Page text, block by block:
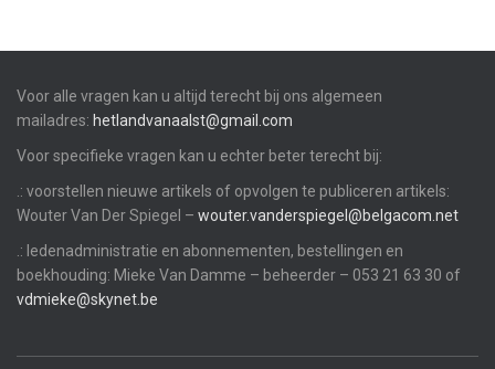
Voor alle vragen kan u altijd terecht bij ons algemeen
mailadres: hetlandvanaalst@gmail.com
Voor specifieke vragen kan u echter beter terecht bij:
.: voorstellen nieuwe artikels of opvolgen te publiceren artikels:
Wouter Van Der Spiegel – wouter.vanderspiegel@belgacom.net
.: ledenadministratie en abonnementen, bestellingen en
boekhouding: Mieke Van Damme – beheerder – 053 21 63 30 of
vdmieke@skynet.be